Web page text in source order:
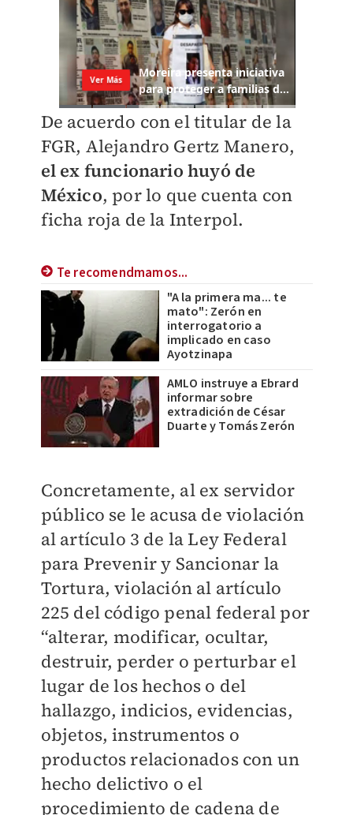
De acuerdo con el titular de la
FGR, Alejandro Gertz Manero,
el ex funcionario huyó de
México, por lo que cuenta con
ficha roja de la Interpol.
Te recomendmamos...
"A la primera ma... te
mato": Zerón en
interrogatorio a
implicado en caso
Ayotzinapa
AMLO instruye a Ebrard
informar sobre
extradición de César
Duarte y Tomás Zerón
​Concretamente, al ex servidor
público se le acusa de violación
al artículo 3 de la Ley Federal
para Prevenir y Sancionar la
Tortura, violación al artículo
225 del código penal federal por
“alterar, modificar, ocultar,
destruir, perder o perturbar el
lugar de los hechos o del
hallazgo, indicios, evidencias,
objetos, instrumentos o
productos relacionados con un
hecho delictivo o el
procedimiento de cadena de